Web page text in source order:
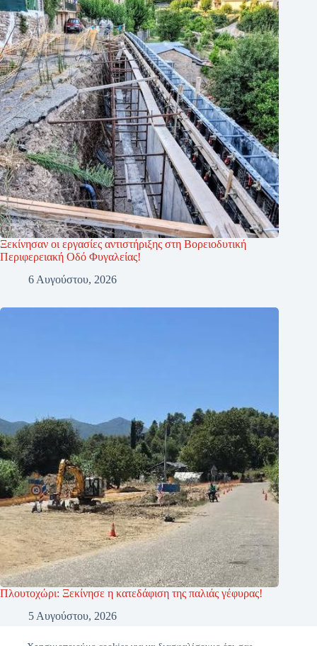
Ξεκίνησαν οι εργασίες αντιστήριξης στη Βορειοδυτική
Περιφερειακή Οδό Φυγαλείας!
6 Αυγούστου, 2026
Πλουτοχώρι: Ξεκίνησε η κατεδάφιση της παλιάς γέφυρας!
5 Αυγούστου, 2026